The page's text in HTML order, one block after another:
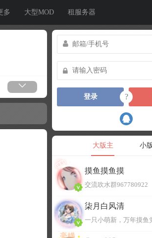
多 大型MOD 租服务器
登录 ?
大版主 小
摸鱼摸鱼摸
交流吹水群967780922
柒月白风清